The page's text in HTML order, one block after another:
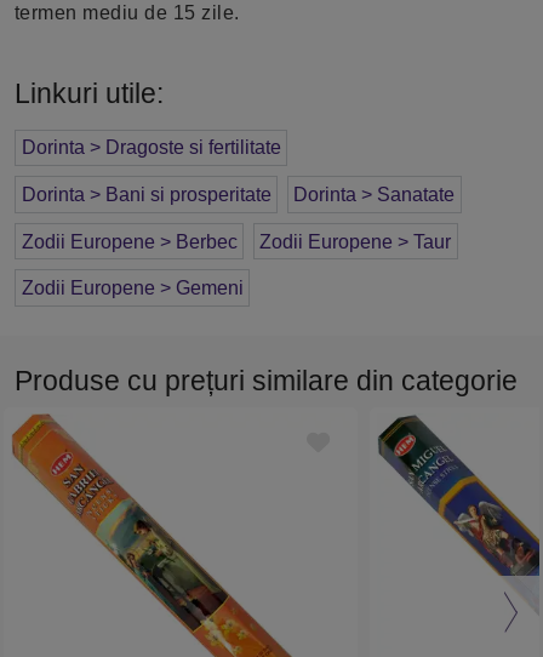
termen mediu de 15 zile.
Linkuri utile:
Dorinta > Dragoste si fertilitate
Dorinta > Bani si prosperitate Dorinta > Sanatate
Zodii Europene > Berbec Zodii Europene > Taur
Zodii Europene > Gemeni
Produse cu prețuri similare din categorie